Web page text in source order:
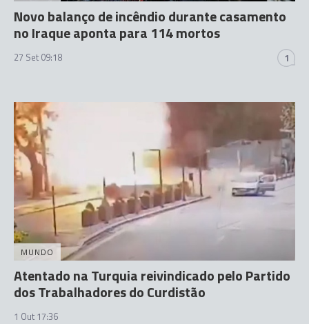
Novo balanço de incêndio durante casamento
no Iraque aponta para 114 mortos
27 Set 09:18 1
MUNDO
Atentado na Turquia reivindicado pelo Partido
dos Trabalhadores do Curdistão
1 Out 17:36